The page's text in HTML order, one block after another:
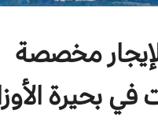
مخصصة
في بحيرة